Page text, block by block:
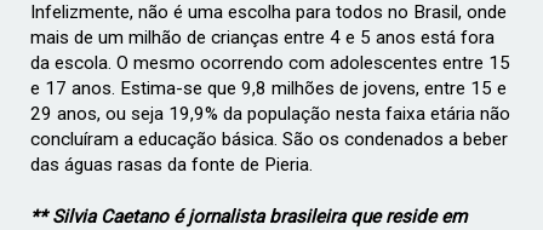
Infelizmente, não é uma escolha para todos no Brasil, onde
mais de um milhão decrianças entre 4 e 5 anos está fora
da escola. O mesmo ocorrendo com adolescentesentre 15
e 17 anos. Estima-se que 9,8 milhões de jovens, entre 15 e
29 anos, ou seja 19,9% da população nesta faixa etária não
concluíram a educação básica. São oscondenados a beber
das águas rasas da fonte de Pieria.
** Silvia Caetano é jornalista brasileira que reside em